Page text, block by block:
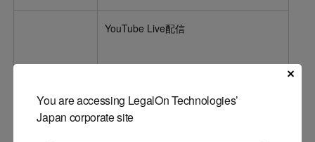
You are accessing LegalOn Technologies’
Japan corporate site
視聴方法
YouTube Live配信
します。前日正午までに案内メールが